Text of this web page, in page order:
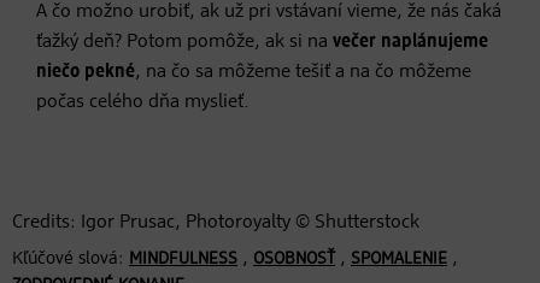
A čo možno urobiť, ak už pri vstávaní vieme, že nás čaká
ťažký deň? Potom pomôže, ak si na večer naplánujeme
niečo pekné, na čo sa môžeme tešiť a na čo môžeme
počas celého dňa myslieť.
Credits: Igor Prusac, Photoroyalty © Shutterstock
Kľúčové slová: MINDFULNESS , OSOBNOSŤ, SPOMALENIE ,